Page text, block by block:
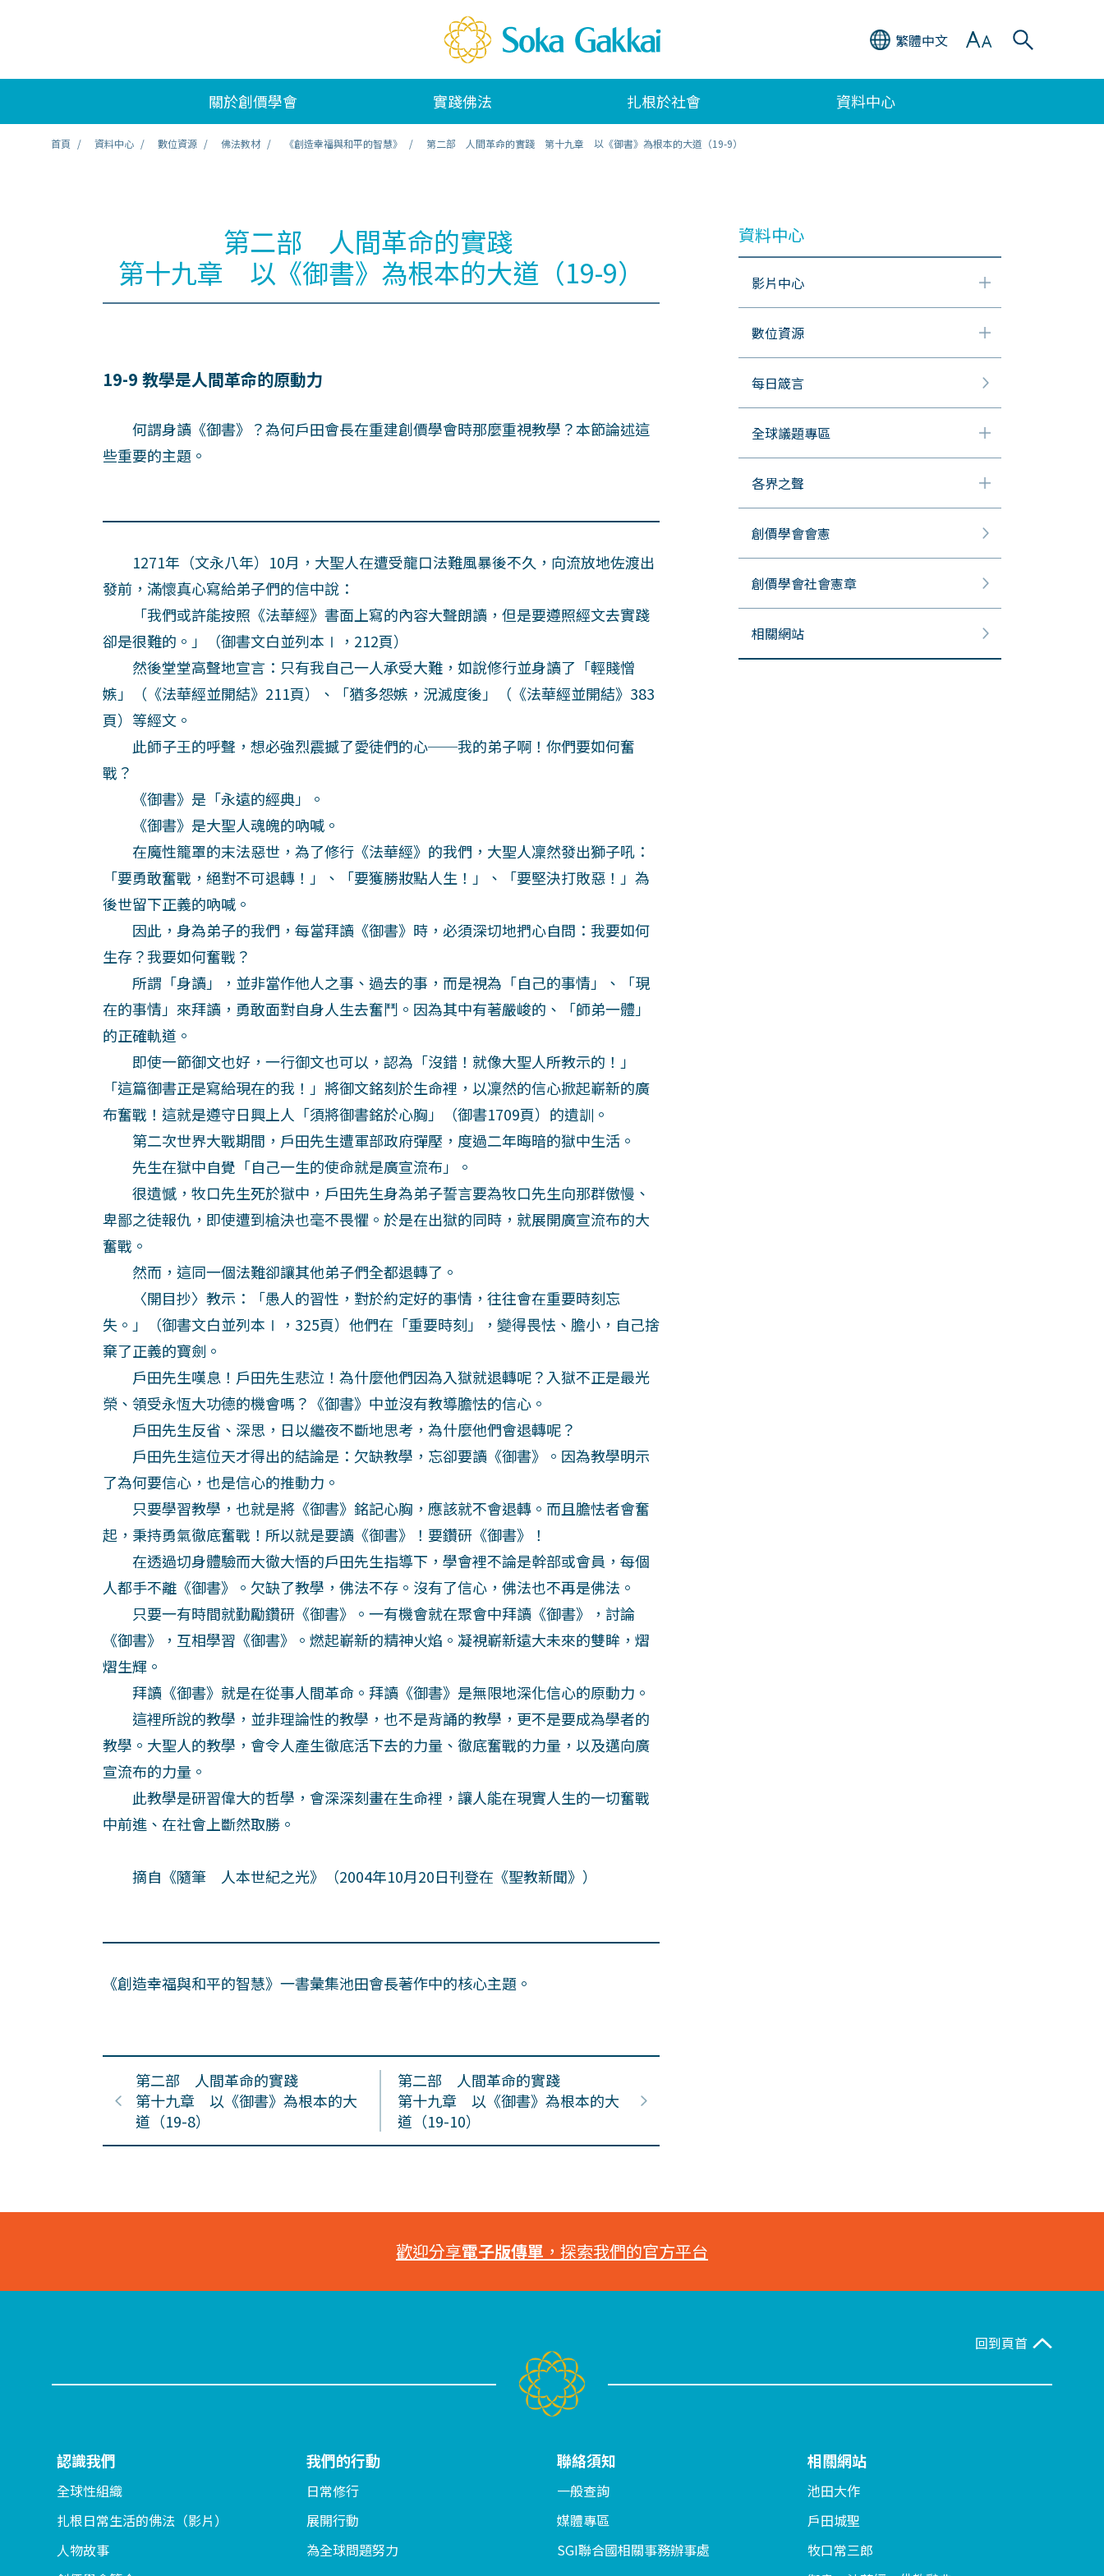
繁體中文
關於創價學會 實踐佛法 扎根於社會 資料中心
首頁 資料中心 數位資源 佛法教材 《創造幸福與和平的智慧》 第二部 人間革命的實踐 第十九章 以《御書》為根本的大道（19-9）
第二部 人間革命的實踐
第十九章 以《御書》為根本的大道（19-9）
19-9 教學是人間革命的原動力
何謂身讀《御書》？為何戶田會長在重建創價學會時那麼重視教學？本節論述這
些重要的主題。
1271年（文永八年）10月，大聖人在遭受龍口法難風暴後不久，向流放地佐渡出
發前，滿懷真心寫給弟子們的信中說：
「我們或許能按照《法華經》書面上寫的內容大聲朗讀，但是要遵照經文去實踐
卻是很難的。」（御書文白並列本Ⅰ，212頁）
然後堂堂高聲地宣言：只有我自己一人承受大難，如說修行並身讀了「輕賤憎
嫉」（《法華經並開結》211頁）、「猶多怨嫉，況滅度後」（《法華經並開結》383
頁）等經文。
此師子王的呼聲，想必強烈震撼了愛徒們的心──我的弟子啊！你們要如何奮
戰？
《御書》是「永遠的經典」。
《御書》是大聖人魂魄的吶喊。
在魔性籠罩的末法惡世，為了修行《法華經》的我們，大聖人凜然發出獅子吼：
「要勇敢奮戰，絕對不可退轉！」、「要獲勝妝點人生！」、「要堅決打敗惡！」為
後世留下正義的吶喊。
因此，身為弟子的我們，每當拜讀《御書》時，必須深切地捫心自問：我要如何
生存？我要如何奮戰？
所謂「身讀」，並非當作他人之事、過去的事，而是視為「自己的事情」、「現
在的事情」來拜讀，勇敢面對自身人生去奮鬥。因為其中有著嚴峻的、「師弟一體」
的正確軌道。
即使一節御文也好，一行御文也可以，認為「沒錯！就像大聖人所教示的！」
「這篇御書正是寫給現在的我！」將御文銘刻於生命裡，以凜然的信心掀起嶄新的廣
布奮戰！這就是遵守日興上人「須將御書銘於心胸」（御書1709頁）的遺訓。
第二次世界大戰期間，戶田先生遭軍部政府彈壓，度過二年晦暗的獄中生活。
先生在獄中自覺「自己一生的使命就是廣宣流布」。
很遺憾，牧口先生死於獄中，戶田先生身為弟子誓言要為牧口先生向那群傲慢、
卑鄙之徒報仇，即使遭到槍決也毫不畏懼。於是在出獄的同時，就展開廣宣流布的大
奮戰。
然而，這同一個法難卻讓其他弟子們全都退轉了。
〈開目抄〉教示：「愚人的習性，對於約定好的事情，往往會在重要時刻忘
失。」（御書文白並列本Ⅰ，325頁）他們在「重要時刻」，變得畏怯、膽小，自己捨
棄了正義的寶劍。
戶田先生嘆息！戶田先生悲泣！為什麼他們因為入獄就退轉呢？入獄不正是最光
榮、領受永恆大功德的機會嗎？《御書》中並沒有教導膽怯的信心。
戶田先生反省、深思，日以繼夜不斷地思考，為什麼他們會退轉呢？
戶田先生這位天才得出的結論是：欠缺教學，忘卻要讀《御書》。因為教學明示
了為何要信心，也是信心的推動力。
只要學習教學，也就是將《御書》銘記心胸，應該就不會退轉。而且膽怯者會奮
起，秉持勇氣徹底奮戰！所以就是要讀《御書》！要鑽研《御書》！
在透過切身體驗而大徹大悟的戶田先生指導下，學會裡不論是幹部或會員，每個
人都手不離《御書》。欠缺了教學，佛法不存。沒有了信心，佛法也不再是佛法。
只要一有時間就勤勵鑽研《御書》。一有機會就在聚會中拜讀《御書》，討論
《御書》，互相學習《御書》。燃起嶄新的精神火焰。凝視嶄新遠大未來的雙眸，熠
熠生輝。
拜讀《御書》就是在從事人間革命。拜讀《御書》是無限地深化信心的原動力。
這裡所說的教學，並非理論性的教學，也不是背誦的教學，更不是要成為學者的
教學。大聖人的教學，會令人產生徹底活下去的力量、徹底奮戰的力量，以及邁向廣
宣流布的力量。
此教學是研習偉大的哲學，會深深刻畫在生命裡，讓人能在現實人生的一切奮戰
中前進、在社會上斷然取勝。
摘自《隨筆 人本世紀之光》（2004年10月20日刊登在《聖教新聞》）
《創造幸福與和平的智慧》一書彙集池田會長著作中的核心主題。
第二部 人間革命的實踐
第十九章 以《御書》為根本的大
道（19-8）
第二部 人間革命的實踐
第十九章 以《御書》為根本的大
道（19-10）
資料中心
影片中心
數位資源
每日箴言
全球議題專區
各界之聲
創價學會會憲
創價學會社會憲章
相關網站
歡迎分享電子版傳單 ，探索我們的官方平台
回到頁首
認識我們
全球性組織
扎根日常生活的佛法（影片）
人物故事
我們的行動
日常修行
展開行動
為全球問題努力
聯絡須知
一般查詢
媒體專區
SGI聯合國相關事務辦事處
相關網站
池田大作
戶田城聖
牧口常三郎